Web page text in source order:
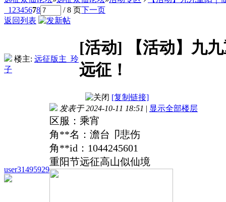
1 2345678 / 8 页下一页
返回列表
楼主: 远征版主_玲
子
[活动]
【活动】九
远征！
[复制链接]
user31495929
发表于 2024-10-11 18:51 | 显示全部楼层
区服：乘宵
角**名：澹台卩悲伤
角**id：1044245601
重阳节远征高山似仙境